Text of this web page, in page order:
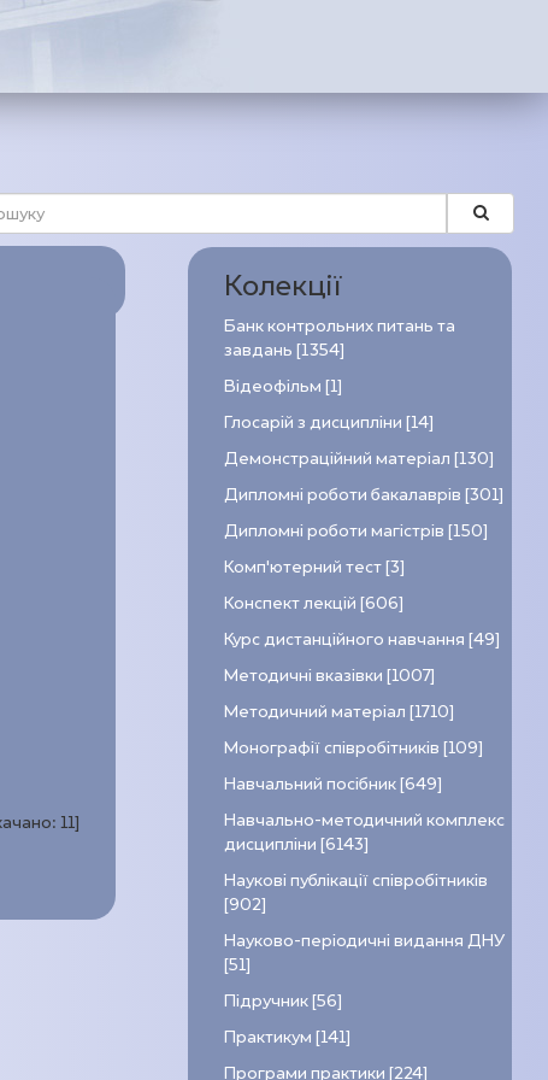
11]
Колекції
Банк контрольних питань та
завдань [1354]
Відеофільм [1]
Глосарій з дисципліни [14]
Демонстраційний матеріал [130]
Дипломні роботи бакалаврів [301]
Дипломні роботи магістрів [150]
Комп’ютерний тест [3]
Конспект лекцій [606]
Курс дистанційного навчання [49]
Методичні вказівки [1007]
Методичний матеріал [1710]
Монографії співробітників [109]
Навчальний посібник [649]
Навчально-методичний комплекс
дисципліни [6143]
Наукові публікації співробітників
[902]
Науково-періодичні видання ДНУ
[51]
Підручник [56]
Практикум [141]
Програми практики [224]